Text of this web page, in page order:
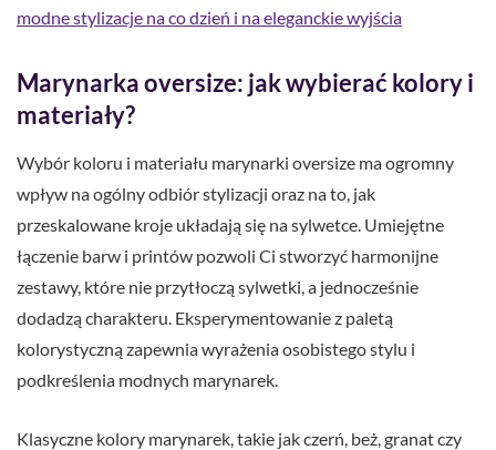
modne stylizacje na co dzień i na eleganckie wyjścia
Marynarka oversize: jak wybierać kolory i
materiały?
Wybór koloru i materiału marynarki oversize ma ogromny
wpływ na ogólny odbiór stylizacji oraz na to, jak
przeskalowane kroje układają się na sylwetce. Umiejętne
łączenie barw i printów pozwoli Ci stworzyć harmonijne
zestawy, które nie przytłoczą sylwetki, a jednocześnie
dodadzą charakteru. Eksperymentowanie z paletą
kolorystyczną zapewnia wyrażenia osobistego stylu i
podkreślenia modnych marynarek.
Klasyczne kolory marynarek, takie jak czerń, beż, granat czy